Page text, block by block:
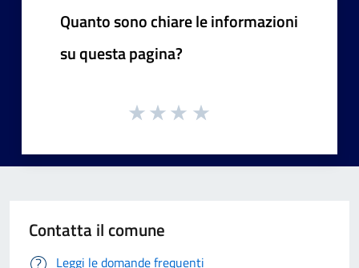
Quanto sono chiare le informazioni
su questa pagina?
Contatta il comune
Leggi le domande frequenti